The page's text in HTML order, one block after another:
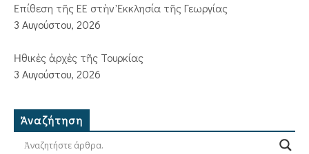
Ἐπίθεση τῆς ΕΕ στὴν Ἐκκλησία τῆς Γεωργίας
3 Αυγούστου, 2026
Ἠθικὲς ἀρχὲς τῆς Τουρκίας
3 Αυγούστου, 2026
Ἀναζήτηση